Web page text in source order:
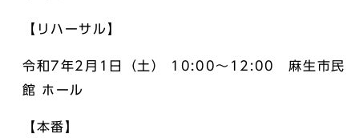
【リハーサル】
令和7年2月1日（土） 10:00～12:00 麻生市民
館 ホール
【本番】